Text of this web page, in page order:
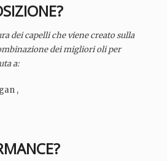
dei capelli che viene creato sulla
dei migliori oli per
a:
,